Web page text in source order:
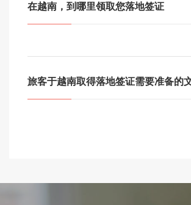
在越南，到哪里领取您落地签证
旅客于越南取得落地签证需要准备的